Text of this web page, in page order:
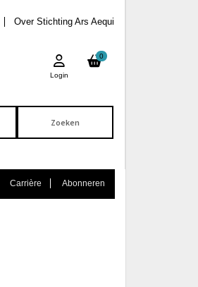
Over Stichting Ars Aequi
0
Login
Carrière Abonneren